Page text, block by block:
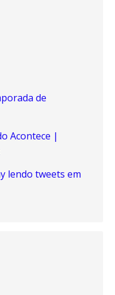
de
Acontece |
lendo tweets em